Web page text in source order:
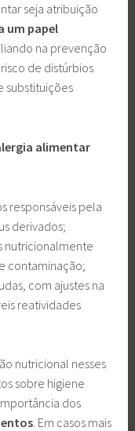
seja atribuição
um papel
na prevenção
de distúrbios
substituições
alimentar
responsáveis pela
derivados;
nutricionalmente
contaminação;
com ajustes na
reatividades
nutricional nesses
sobre higiene
dos
. Em casos mais